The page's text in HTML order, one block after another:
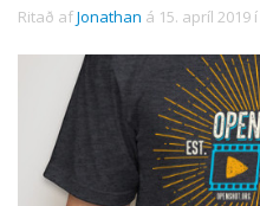
Ritað afJonathan á 15. apríl 2019 í